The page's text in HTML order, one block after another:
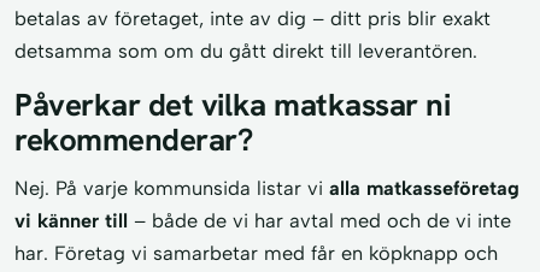
betalas av företaget, inte av dig – ditt pris blir exakt
detsamma som om du gått direkt till leverantören.
Påverkar det vilka matkassar ni
rekommenderar?
Nej. På varje kommunsida listar vi alla matkasseföretag
vi känner till – både de vi har avtal med och de vi inte
har. Företag vi samarbetar med får en köpknapp och